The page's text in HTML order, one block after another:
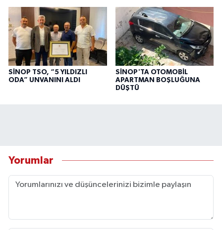
SİNOP TSO, “5 YILDIZLI
ODA” UNVANINI ALDI
SİNOP'TA OTOMOBİL
APARTMAN BOŞLUĞUNA
DÜŞTÜ
Yorumlar